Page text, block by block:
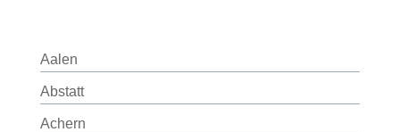
Aalen
Abstatt
Achern